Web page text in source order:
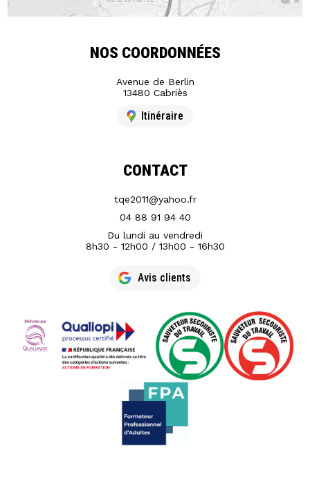
NOS COORDONNÉES
Avenue de Berlin
13480 Cabriès
Itinéraire
CONTACT
tqe2011@yahoo.fr
04 88 91 94 40
Du lundi au vendredi
8h30 - 12h00 / 13h00 - 16h30
Avis clients